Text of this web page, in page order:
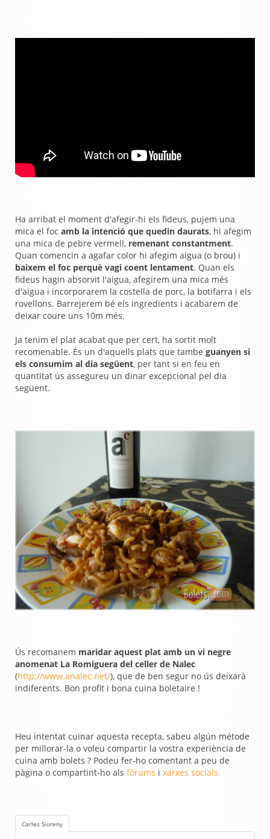
Ha arribat el moment d'afegir-hi els fideus, pujem una
mica el foc amb la intenció que quedin daurats, hi afegim
una mica de pebre vermell, remenant constantment.
Quan comencin a agafar color hi afegim aigua (o brou) i
baixem el foc perquè vagi coent lentament. Quan els
fideus hagin absorvit l'aigua, afegirem una mica més
d'aigua i incorporarem la costella de porc, la botifarra i els
rovellons. Barrejerem bé els ingredients i acabarem de
deixar coure uns 10m més.
Ja tenim el plat acabat que per cert, ha sortit molt
recomenable. És un d'aquells plats que tambe guanyen si
els consumim al dia següent, per tant si en feu en
quantitat ús assegureu un dinar excepcional pel dia
següent.
Ús recomanem maridar aquest plat amb un vi negre
anomenat La Romiguera del celler de Nalec
(http://www.analec.net/), que de ben segur no ús deixarà
indiferents. Bon profit i bona cuina boletaire !
Heu intentat cuinar aquesta recepta, sabeu algún métode
per millorar-la o voleu compartir la vostra experiència de
cuina amb bolets ? Podeu fer-ho comentant a peu de
pàgina o compartint-ho als fórums i xarxes socials.
Carles Siureny